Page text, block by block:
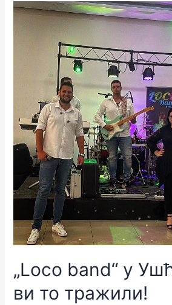
„Loco band“ у
ви то тражили!